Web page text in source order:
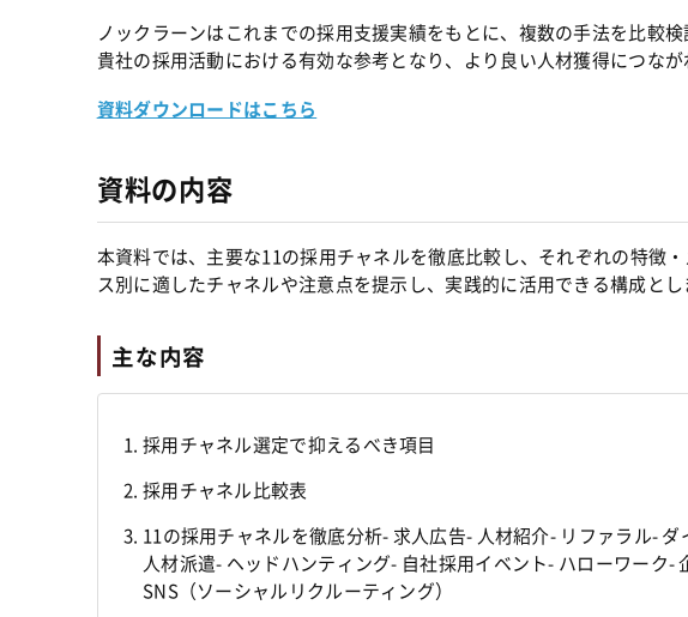
ノックラーンはこれまでの採用支援実績をもとに、複数の手法を比較
貴社の採用活動における有効な参考となり、より良い人材獲得につなが
資料ダウンロードはこちら
資料の内容
本資料では、主要な11の採用チャネルを徹底比較し、それぞれの特徴
ス別に適したチャネルや注意点を提示し、実践的に活用できる構成とし
主な内容
採用チャネル選定で抑えるべき項目
採用チャネル比較表
11の採用チャネルを徹底分析- 求人広告- 人材紹介- リファラル-
人材派遣- ヘッドハンティング- 自社採用イベント- ハローワーク-
SNS（ソーシャルリクルーティング）